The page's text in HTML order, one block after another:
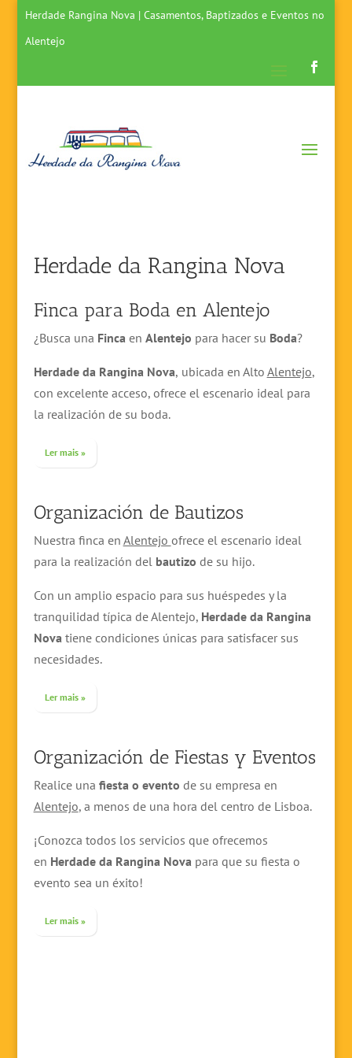
Herdade Rangina Nova | Casamentos, Baptizados e Eventos no
Alentejo
Herdade da Rangina Nova
Finca para Boda en Alentejo
¿Busca una Finca en Alentejo para hacer su Boda?
Herdade da Rangina Nova, ubicada en Alto Alentejo,
con excelente acceso, ofrece el escenario ideal para
la realización de su boda.
Ler mais »
Organización de Bautizos
Nuestra finca en Alentejo ofrece el escenario ideal
para la realización del bautizo de su hijo.
Con un amplio espacio para sus huéspedes y la
tranquilidad típica de Alentejo, Herdade da Rangina
Novatiene condiciones únicas para satisfacer sus
necesidades.
Ler mais »
Organización de Fiestas y Eventos
Realice una fiesta o evento de su empresa en
Alentejo, a menos de una hora del centro de Lisboa.
¡Conozca todos los servicios que ofrecemos
en Herdade da Rangina Novapara que su fiesta o
evento sea un éxito!
Ler mais »